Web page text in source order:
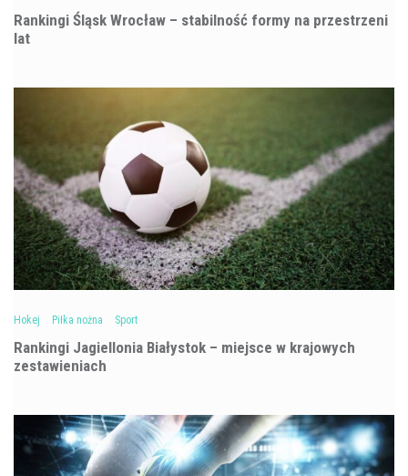
Rankingi Śląsk Wrocław – stabilność formy na przestrzeni
lat
Hokej Piłka nożna Sport
Rankingi Jagiellonia Białystok – miejsce w krajowych
zestawieniach